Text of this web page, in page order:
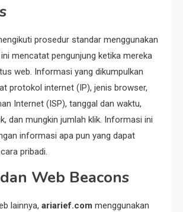
prosedur standar menggunakan
mencatat pengunjung ketika mereka
web. Informasi yang dikumpulkan
protokol internet (IP), jenis browser,
Internet (ISP), tanggal dan waktu,
dan mungkin jumlah klik. Informasi ini
informasi apa pun yang dapat
pribadi.
Web Beacons
lainnya, ariarief.com menggunakan